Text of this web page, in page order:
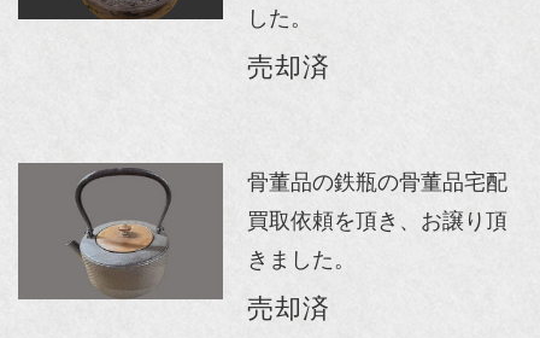
した。
売却済
骨董品の鉄瓶の骨董品宅配
買取依頼を頂き、お譲り頂
きました。
売却済